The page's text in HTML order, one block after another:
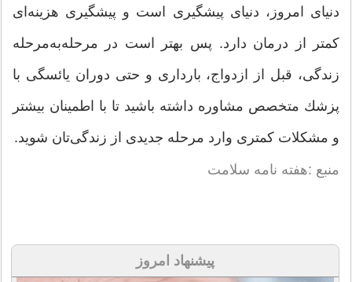
دنیای امروز، دنیای پیشگیری است و پیشگیری هزینه‌ای
كمتر از درمان دارد. پس بهتر است در مرحله‌به‌مرحله
زندگی، قبل از ازدواج، بارداری و حتی دوران یائسگی با
پزشك متخصص مشاوره داشته باشید تا با اطمینان بیشتر
و مشكلات كمتری وارد مرحله جدیدی از زندگی‌تان شوید.
منبع :هفته نامه سلامت
پیشنهاد امروز